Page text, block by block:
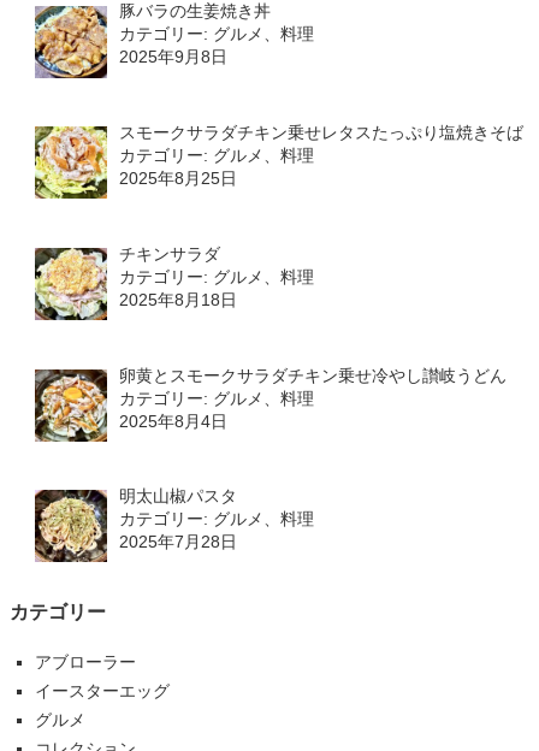
豚バラの生姜焼き丼
カテゴリー: グルメ、料理
2025年9月8日
スモークサラダチキン乗せレタスたっぷり塩焼きそば
カテゴリー: グルメ、料理
2025年8月25日
チキンサラダ
カテゴリー: グルメ、料理
2025年8月18日
卵黄とスモークサラダチキン乗せ冷やし讃岐うどん
カテゴリー: グルメ、料理
2025年8月4日
明太山椒パスタ
カテゴリー: グルメ、料理
2025年7月28日
カテゴリー
アブローラー
イースターエッグ
グルメ